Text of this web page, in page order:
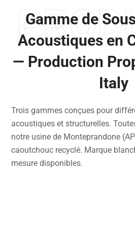
Gamme de
Acoustiques en
— Production
Italy
Trois gammes conçues pour
acoustiques et structurelles.
notre usine de Monteprandone
caoutchouc recyclé. Marque
mesure disponibles.